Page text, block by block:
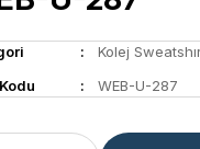
Kolej
WEB-U-287